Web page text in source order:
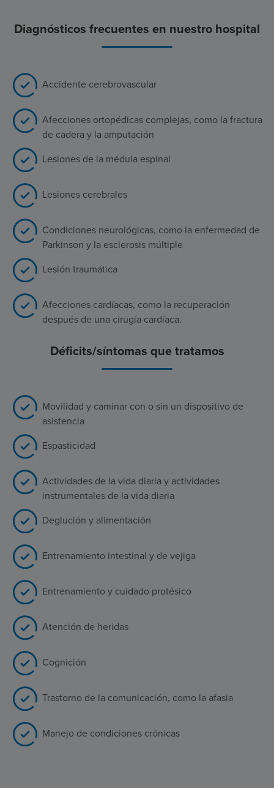
Diagnósticos frecuentes en nuestro hospital
Accidente cerebrovascular
Afecciones ortopédicas complejas, como la fractura
de cadera y la amputación
Lesiones de la médula espinal
Lesiones cerebrales
Condiciones neurológicas, como la enfermedad de
Parkinson y la esclerosis múltiple
Lesión traumática
Afecciones cardíacas, como la recuperación
después de una cirugía cardíaca.
Déficits/síntomas que tratamos
Movilidad y caminar con o sin un dispositivo de
asistencia
Espasticidad
Actividades de la vida diaria y actividades
instrumentales de la vida diaria
Deglución y alimentación
Entrenamiento intestinal y de vejiga
Entrenamiento y cuidado protésico
Atención de heridas
Cognición
Trastorno de la comunicación, como la afasia
Manejo de condiciones crónicas